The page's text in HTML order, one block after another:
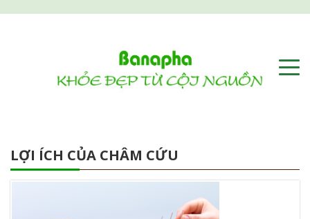
LỢI ÍCH CỦA CHÂM CỨU